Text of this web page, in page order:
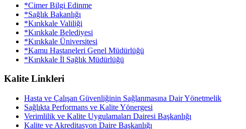
*Cimer Bilgi Edinme
*Sağlık Bakanlığı
*Kırıkkale Valiliği
*Kırıkkale Belediyesi
*Kırıkkale Üniversitesi
*Kamu Hastaneleri Genel Müdürlüğü
*Kırıkkale İl Sağlık Müdürlüğü
Kalite Linkleri
Hasta ve Çalışan Güvenliğinin Sağlanmasına Dair Yönetmelik
Sağlıkta Performans ve Kalite Yönergesi
Verimlilik ve Kalite Uygulamaları Dairesi Başkanlığı
Kalite ve Akreditasyon Daire Başkanlığı